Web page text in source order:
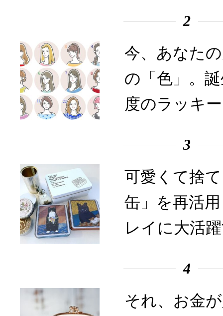
2
今、あなた
の「色」。
度のラッキ
3
可愛くて捨
缶」を再活
レイに大活
4
それ、お金